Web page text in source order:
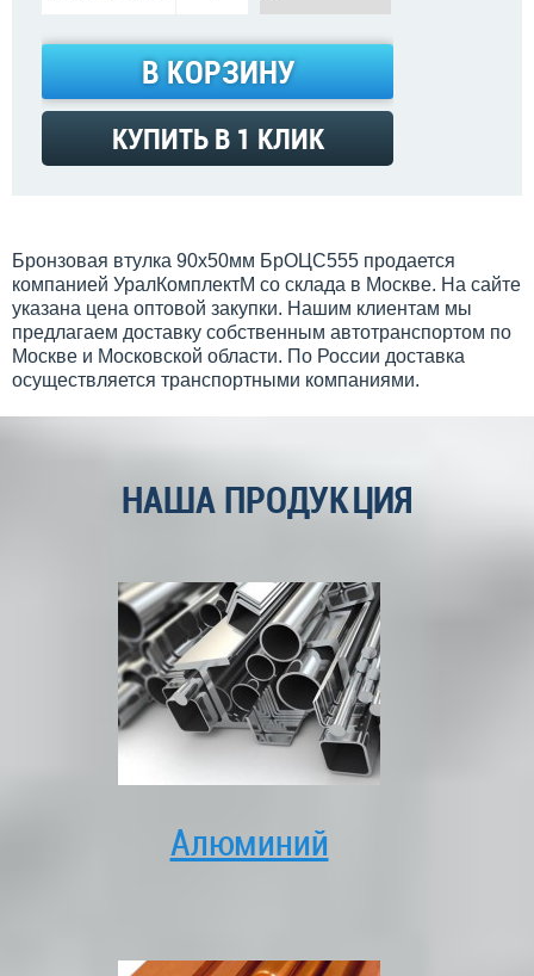
В КОРЗИНУ
КУПИТЬ В 1 КЛИК
Бронзовая втулка 90x50мм БрОЦС555 продается
компанией УралКомплектМ со склада в Москве. На сайте
указана цена оптовой закупки. Нашим клиентам мы
предлагаем доставку собственным автотранспортом по
Москве и Московской области. По России доставка
осуществляется транспортными компаниями.
НАША ПРОДУКЦИЯ
Алюминий